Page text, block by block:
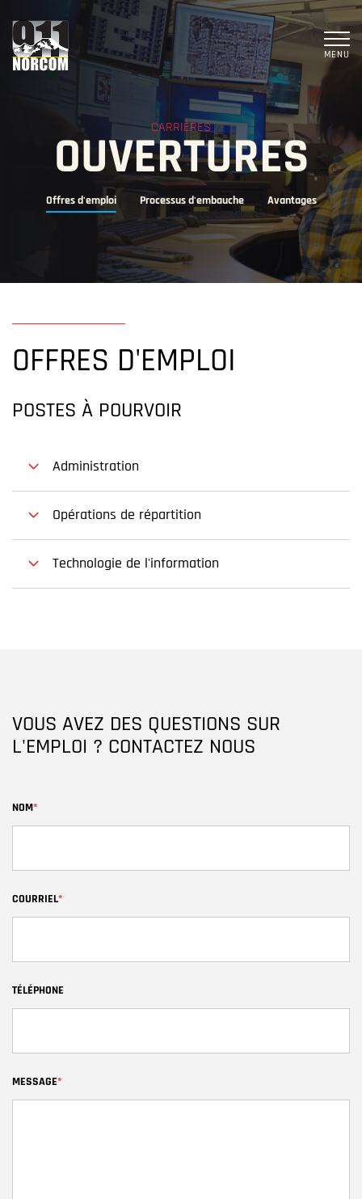
MENU
CARRIÈRES
OUVERTURES
Offres d'emploi Processus d'embauche Avantages
OFFRES D'EMPLOI
POSTES À POURVOIR
Administration
Opérations de répartition
Technologie de l'information
VOUS AVEZ DES QUESTIONS SUR
L'EMPLOI ? CONTACTEZ NOUS
NOM*
COURRIEL*
TÉLÉPHONE
MESSAGE*